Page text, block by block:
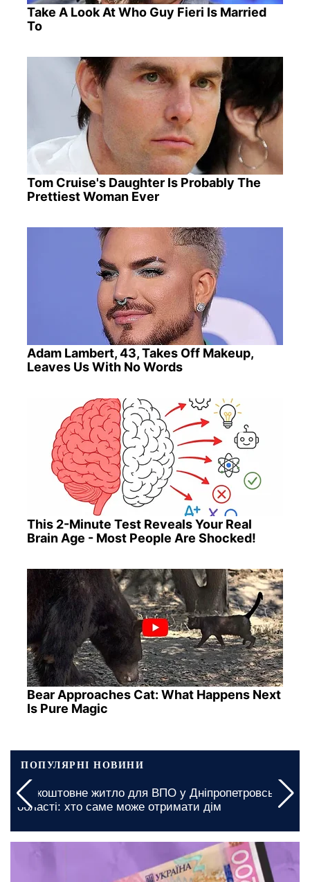
Take A Look At Who Guy Fieri Is Married
To
Tom Cruise's Daughter Is Probably The
Prettiest Woman Ever
Adam Lambert, 43, Takes Off Makeup,
Leaves Us With No Words
This 2-Minute Test Reveals Your Real
Brain Age - Most People Are Shocked!
Bear Approaches Cat: What Happens Next
Is Pure Magic
ПОПУЛЯРНІ НОВИНИ
Графіки відключення світла в Київській області на
5 серпня: які зміни підготували за десятками
адрес